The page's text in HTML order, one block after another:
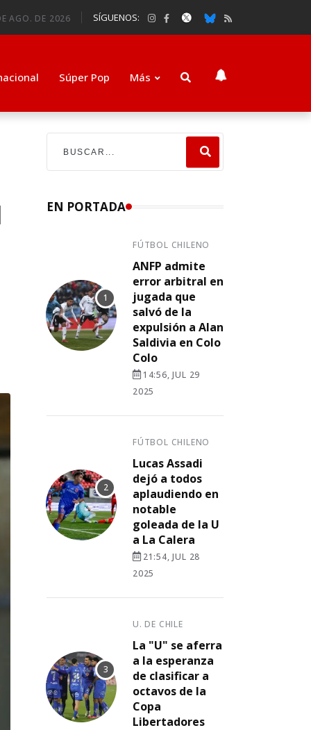
AGO. DE 2026 SÍGUENOS:
Súper Pop Más
EN PORTADA
FÚTBOL CHILENO
ANFP admite
error arbitral en
jugada que
salvó de la
expulsión a Alan
Saldivia en Colo
Colo
14:56, JUL 29
2025
FÚTBOL CHILENO
Lucas Assadi
dejó a todos
aplaudiendo en
notable
goleada de la U
a La Calera
21:54, JUL 28
2025
U. DE CHILE
La "U" se aferra
a la esperanza
de clasificar a
octavos de la
Copa
Libertadores